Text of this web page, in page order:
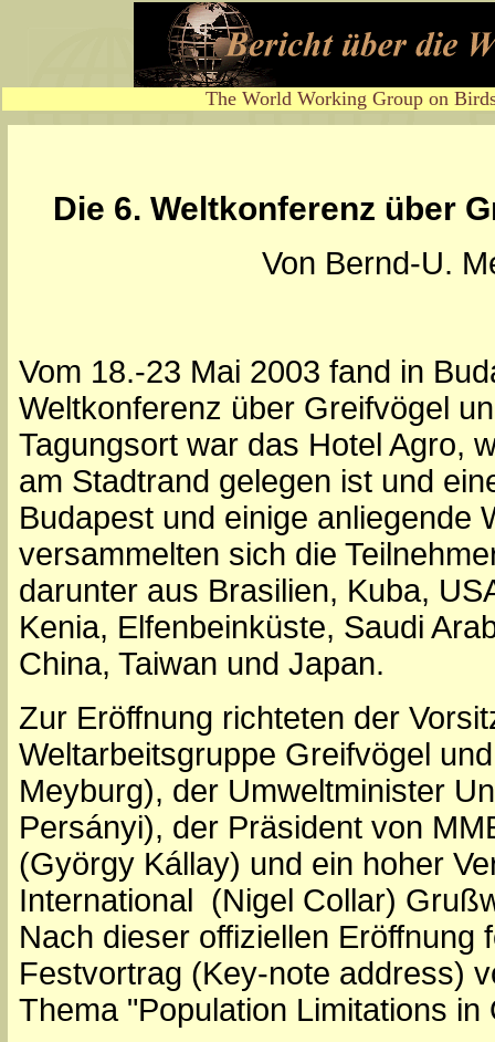
The World Working Group on
Die 6. Weltkonferenz über
Von Bernd-U.
Vom 18.-23 Mai 2003 fand in
Weltkonferenz über Greifvögel
Tagungsort war das Hotel Agro,
am Stadtrand gelegen ist und
Budapest und einige anliegende
versammelten sich die
darunter aus Brasilien, Kuba,
Kenia, Elfenbeinküste, Saudi
China, Taiwan und Japan.
Zur Eröffnung richteten der
Weltarbeitsgruppe Greifvögel
Meyburg), der Umweltminister
Persányi), der Präsident von
(György Kállay) und ein hoher
International (Nigel Collar)
Nach dieser offiziellen Eröffnung
Festvortrag (Key-note address)
Thema "Population Limitations